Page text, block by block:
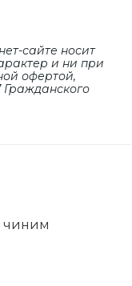
сайте носит
и ни при
офертой,
чиним